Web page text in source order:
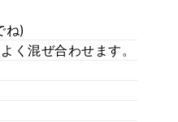
ね)
く混ぜ合わせます。